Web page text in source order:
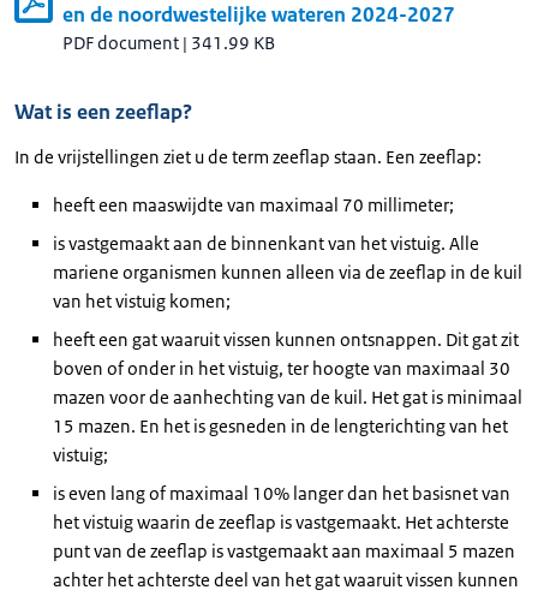
en de noordwestelijke wateren 2024-2027
PDF document | 341.99 KB
Wat is een zeeflap?
In de vrijstellingen ziet u de term zeeflap staan. Een zeeflap:
heeft een maaswijdte van maximaal 70 millimeter;
is vastgemaakt aan de binnenkant van het vistuig. Alle
mariene organismen kunnen alleen via de zeeflap in de kuil
van het vistuig komen;
heeft een gat waaruit vissen kunnen ontsnappen. Dit gat zit
boven of onder in het vistuig, ter hoogte van maximaal 30
mazen voor de aanhechting van de kuil. Het gat is minimaal
15 mazen. En het is gesneden in de lengterichting van het
vistuig;
is even lang of maximaal 10% langer dan het basisnet van
het vistuig waarin de zeeflap is vastgemaakt. Het achterste
punt van de zeeflap is vastgemaakt aan maximaal 5 mazen
achter het achterste deel van het gat waaruit vissen kunnen